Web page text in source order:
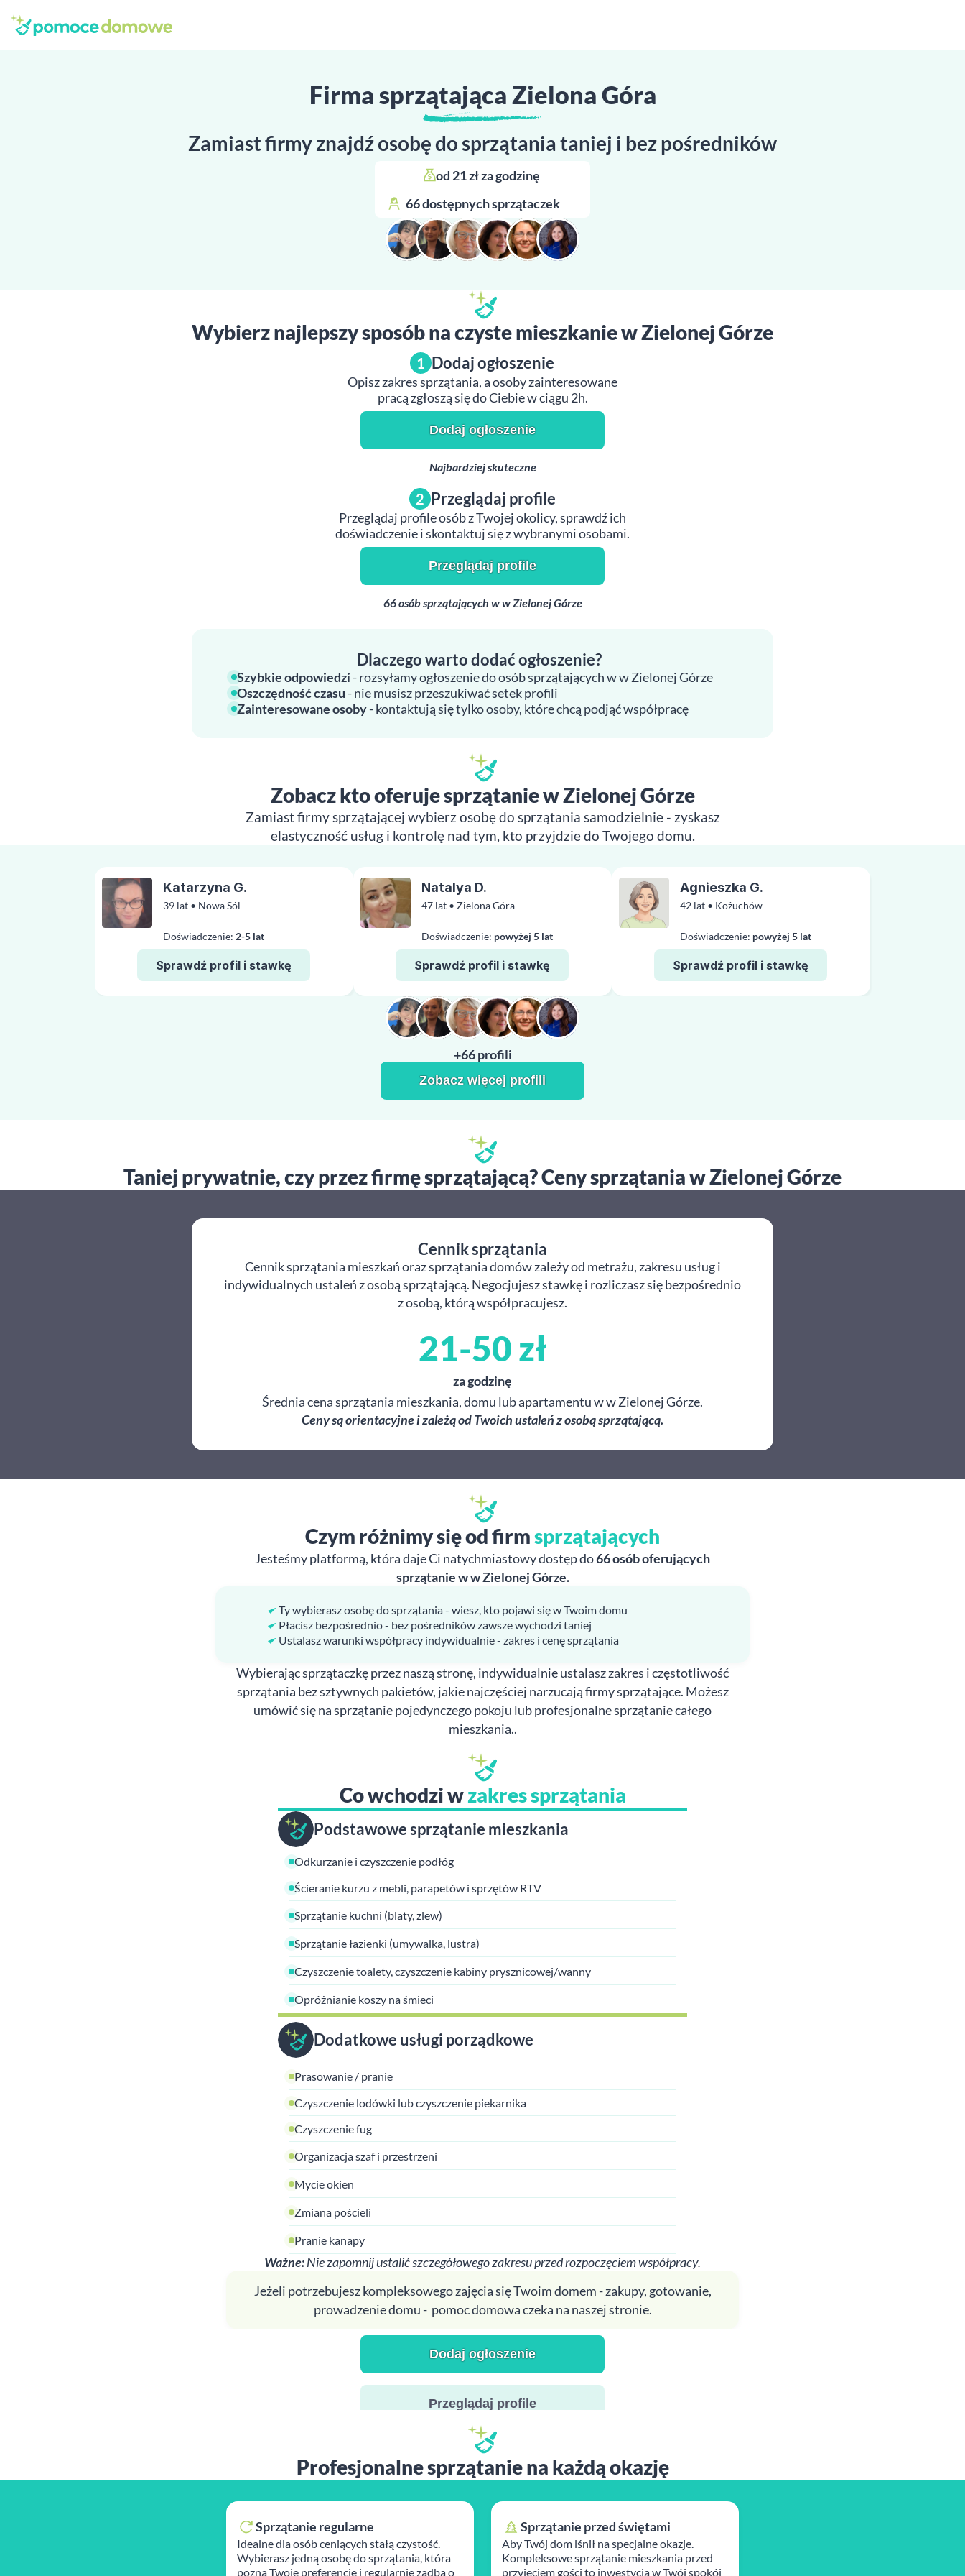
Firma sprzątająca Zielona Góra
Zamiast firmy znajdź osobę do sprzątania taniej i bez pośredników
od 21 zł za godzinę
66 dostępnych sprzątaczek
Wybierz najlepszy sposób na czyste mieszkanie w Zielonej Górze
1 Dodaj ogłoszenie
Opisz zakres sprzątania, a osoby zainteresowane
pracą zgłoszą się do Ciebie w ciągu 2h.
Dodaj ogłoszenie
Najbardziej skuteczne
2 Przeglądaj profile
Przeglądaj profile osób z Twojej okolicy, sprawdź ich
doświadczenie i skontaktuj się z wybranymi osobami.
Przeglądaj profile
66 osób sprzątających w w Zielonej Górze
Dlaczego warto dodać ogłoszenie?
Szybkie odpowiedzi - rozsyłamy ogłoszenie do osób sprzątających w w Zielonej Górze
Oszczędność czasu - nie musisz przeszukiwać setek profili
Zainteresowane osoby- kontaktują się tylko osoby, które chcą podjąć współpracę
Zobacz kto oferuje sprzątanie w Zielonej Górze
Zamiast firmy sprzątającej wybierz osobę do sprzątania samodzielnie - zyskasz
elastyczność usług i kontrolę nad tym, kto przyjdzie do Twojego domu.
39 lat • Nowa Sól
Doświadczenie: 2-5 lat
Sprawdź profil i stawkę
Katarzyna G.
47 lat • Zielona Góra
Doświadczenie: powyżej 5 lat
Sprawdź profil i stawkę
Natalya D.
42 lat • Kożuchów
Doświadczenie: powyżej 5 lat
Sprawdź profil i stawkę
Agnieszka G.
+66 profili
Zobacz więcej profili
Taniej prywatnie, czy przez firmę sprzątającą? Ceny sprzątania w Zielonej Górze
Cennik sprzątania
Cennik sprzątania mieszkań oraz sprzątania domów zależy od metrażu, zakresu usług i
indywidualnych ustaleń z osobą sprzątającą. Negocjujesz stawkę i rozliczasz się bezpośrednio
z osobą, którą współpracujesz.
21-50 zł
za godzinę
Średnia cena sprzątania mieszkania, domu lub apartamentu w w Zielonej Górze.
Ceny są orientacyjne i zależą od Twoich ustaleń z osobą sprzątającą.
Czym różnimy się od firmsprzątających
Jesteśmy platformą, która daje Ci natychmiastowy dostęp do66 osób oferujących
sprzątanie w w Zielonej Górze.
Ty wybierasz osobę do sprzątania - wiesz, kto pojawi się w Twoim domu
Płacisz bezpośrednio - bez pośredników zawsze wychodzi taniej
Ustalasz warunki współpracy indywidualnie - zakres i cenę sprzątania
Wybierając sprzątaczkę przez naszą stronę, indywidualnie ustalasz zakres i częstotliwość
sprzątania bez sztywnych pakietów, jakie najczęściej narzucają firmy sprzątające. Możesz
umówić się na sprzątanie pojedynczego pokoju lub profesjonalne sprzątanie całego
mieszkania..
Co wchodzi wzakres sprzątania
Podstawowe sprzątanie mieszkania
Odkurzanie i czyszczenie podłóg
Ścieranie kurzu z mebli, parapetów i sprzętów RTV
Sprzątanie kuchni (blaty, zlew)
Sprzątanie łazienki (umywalka, lustra)
Czyszczenie toalety, czyszczenie kabiny prysznicowej/wanny
Opróżnianie koszy na śmieci
Dodatkowe usługi porządkowe
Prasowanie / pranie
Czyszczenie lodówki lub czyszczenie piekarnika
Czyszczenie fug
Organizacja szaf i przestrzeni
Mycie okien
Zmiana pościeli
Pranie kanapy
Ważne:Nie zapomnij ustalić szczegółowego zakresu przed rozpoczęciem współpracy.
Jeżeli potrzebujesz kompleksowego zajęcia się Twoim domem - zakupy, gotowanie,
prowadzenie domu - pomoc domowa czeka na naszej stronie.
Dodaj ogłoszenie
Przeglądaj profile
Profesjonalne sprzątanie na każdą okazję
Sprzątanie regularne
Idealne dla osób ceniących stałą czystość.
Wybierasz jedną osobę do sprzątania, która
pozna Twoje preferencje i regularnie zadba o
Sprzątanie przed świętami
Aby Twój dom lśnił na specjalne okazje.
Kompleksowe sprzątanie mieszkania przed
przyjęciem gości to inwestycja w Twój spokój